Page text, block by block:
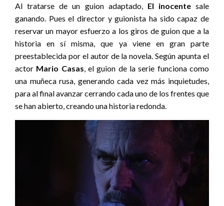
Al tratarse de un guion adaptado, El inocente sale
ganando. Pues el director y guionista ha sido capaz de
reservar un mayor esfuerzo a los giros de guion que a la
historia en sí misma, que ya viene en gran parte
preestablecida por el autor de la novela. Según apunta el
actor Mario Casas, el guion de la serie funciona como
una muñeca rusa, generando cada vez más inquietudes,
para al final avanzar cerrando cada uno de los frentes que
se han abierto, creando una historia redonda.